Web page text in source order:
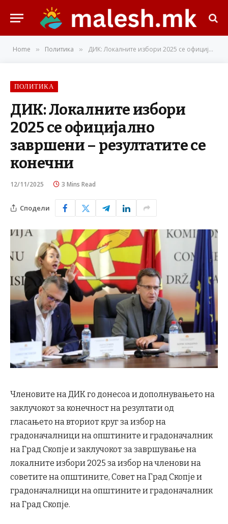
Home » Политика » ДИК: Локалните избори 2025 се официјално завршени – резултатите се конечни
ПОЛИТИКА
ДИК: Локалните избори
2025 се официјално
завршени – резултатите се
конечни
12/11/2025 3 Mins Read
Сподели
Членовите на ДИК го донесоа и дополнувањето на
заклучокот за конечност на резултати од
гласањето на вториот круг за избор на
градоначалници на општините и градоначалник
на Град Скопје и заклучокот за завршување на
локалните избори 2025 за избор на членови на
советите на општините, Совет на Град Скопје и
градоначалници на општините и градоначалник
на Град Скопје.